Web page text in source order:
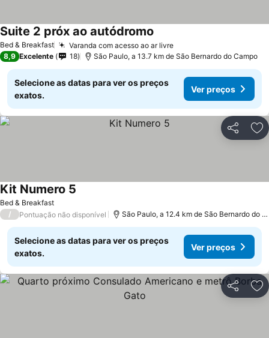
Bed & Breakfast Varanda com acesso ao ar livre
Suite 2 próx ao autódromo
8,9 Excelente 18 São Paulo, a 13.7 km de São Bernardo do Campo
Selecione as datas para ver os preços
exatos.
Ver preços
Partilhar
Bed & Breakfast
Kit Numero 5
/ Pontuação não disponível São Paulo, a 12.4 km de São Bernardo do Campo
Selecione as datas para ver os preços
exatos.
Ver preços
Partilhar